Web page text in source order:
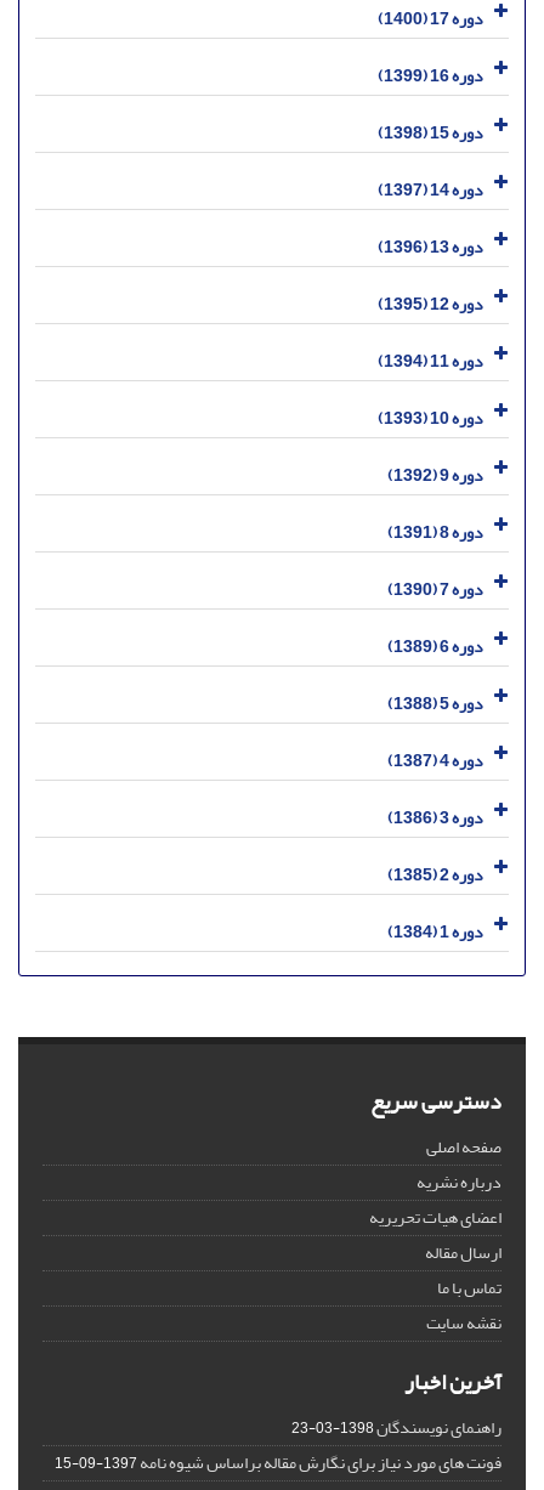
دوره 17 (1400)
دوره 16 (1399)
دوره 15 (1398)
دوره 14 (1397)
دوره 13 (1396)
دوره 12 (1395)
دوره 11 (1394)
دوره 10 (1393)
دوره 9 (1392)
دوره 8 (1391)
دوره 7 (1390)
دوره 6 (1389)
دوره 5 (1388)
دوره 4 (1387)
دوره 3 (1386)
دوره 2 (1385)
دوره 1 (1384)
دسترسی سریع
صفحه اصلی
درباره نشریه
اعضای هیات تحریریه
ارسال مقاله
تماس با ما
نقشه سایت
آخرین اخبار
راهنمای نویسندگان1398-03-23
فونت های مورد نیاز برای نگارش مقاله براساس شیوه نامه1397-09-15